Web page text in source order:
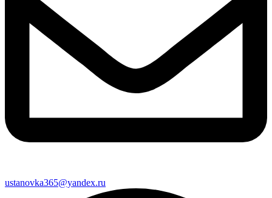
ustanovka365@yandex.ru